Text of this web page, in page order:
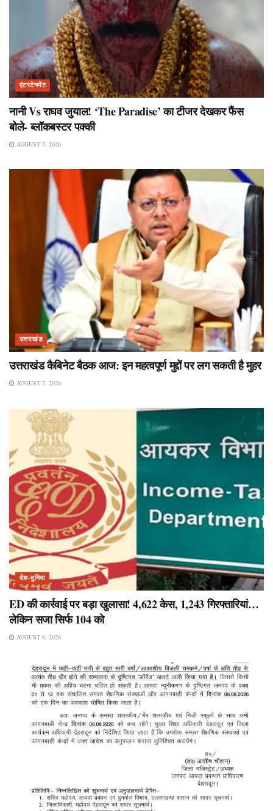
एंटरटेनमेंट
नानी Vs राघव जुयाल! ‘The Paradise’ का टीजर देखकर फैंस
बोले- ब्लॉकबस्टर पक्की
AUGUST 7, 2026
उत्तराखंड
उत्तराखंड कैबिनेट बैठक आज: इन महत्वपूर्ण मुद्दों पर लग सकती है मुहर
AUGUST 7, 2026
देश-दुनिया
ED की कार्रवाई पर बड़ा खुलासा! 4,622 केस, 1,243 गिरफ्तारियां…
लेकिन सजा सिर्फ 104 को
AUGUST 6, 2026